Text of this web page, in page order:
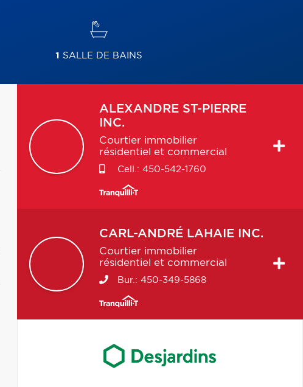
1 SALLE DE BAINS
ALEXANDRE ST-PIERRE
INC.
Courtier immobilier
résidentiel et commercial
Cell.: 450-542-1760
CARL-ANDRÉ LAHAIE INC.
Courtier immobilier
résidentiel et commercial
Bur.: 450-349-5868